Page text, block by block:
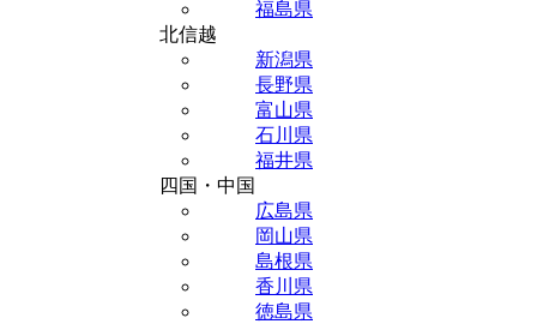
福島県
北信越
新潟県
長野県
富山県
石川県
福井県
四国・中国
広島県
岡山県
島根県
香川県
徳島県